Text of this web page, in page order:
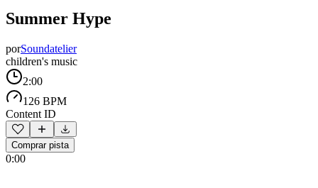
Summer Hype
porSoundatelier
children's music
2:00
126 BPM
Content ID
Comprar pista
0:00